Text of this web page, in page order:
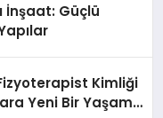
İnşaat: Güçlü
Kimliği
Yeni Bir Yaşam